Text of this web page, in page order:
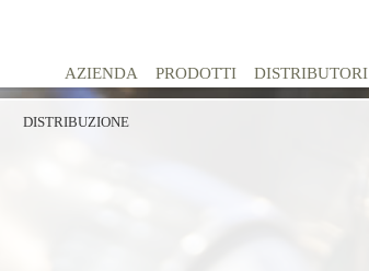
AZIENDA PRODOTTI DISTRIBUTORI
DISTRIBUZIONE